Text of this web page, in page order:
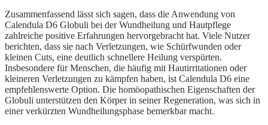
Zusammenfassend lässt sich sagen, dass die Anwendung von
Calendula D6 Globuli bei der Wundheilung und Hautpflege
zahlreiche positive Erfahrungen hervorgebracht hat. Viele Nutzer
berichten, dass sie nach Verletzungen, wie Schürfwunden oder
kleinen Cuts, eine deutlich schnellere Heilung verspürten.
Insbesondere für Menschen, die häufig mit Hautirritationen oder
kleineren Verletzungen zu kämpfen haben, ist Calendula D6 eine
empfehlenswerte Option. Die homöopathischen Eigenschaften der
Globuli unterstützen den Körper in seiner Regeneration, was sich in
einer verkürzten Wundheilungsphase bemerkbar macht.